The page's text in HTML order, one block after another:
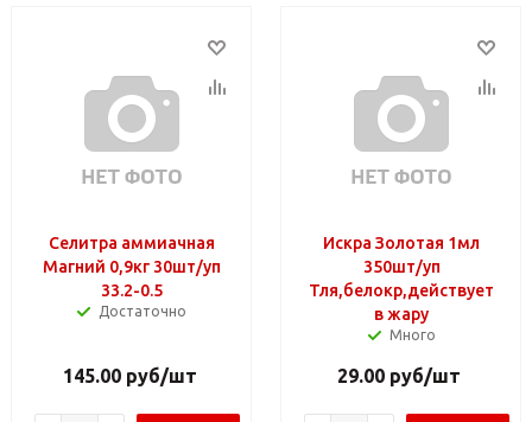
Селитра аммиачная
Магний 0,9кг 30шт/уп
33.2-0.5
Достаточно
145.00руб/шт
Искра Золотая 1мл
350шт/уп
Тля,белокр,действует
в жару
Много
29.00 руб/шт